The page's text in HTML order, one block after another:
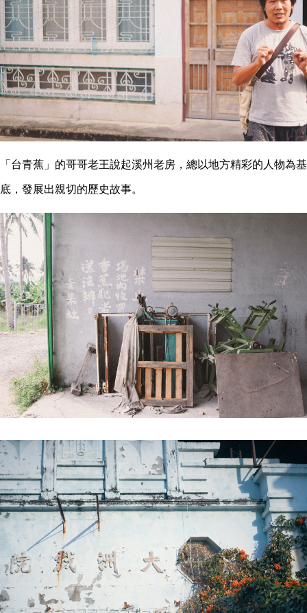
「台青蕉」的哥哥老王說起溪州老房，總以地方精彩的人物為基
底，發展出親切的歷史故事。